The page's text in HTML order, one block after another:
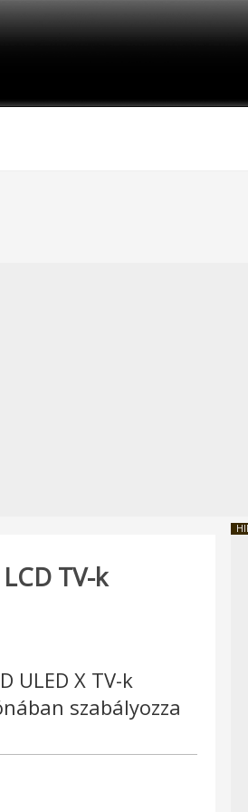
TV-k
ULED X TV-k
szabályozza